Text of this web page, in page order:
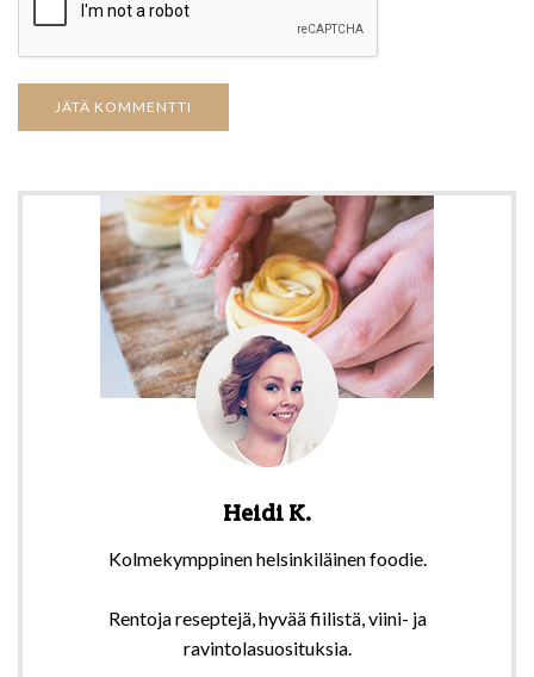
Heidi K.
Kolmekymppinen helsinkiläinen foodie.
Rentoja reseptejä, hyvää fiilistä, viini- ja
ravintolasuosituksia.